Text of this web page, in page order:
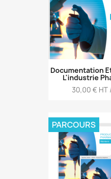
Documentation
L'industrie
Prix
30,00 €
PARCOURS